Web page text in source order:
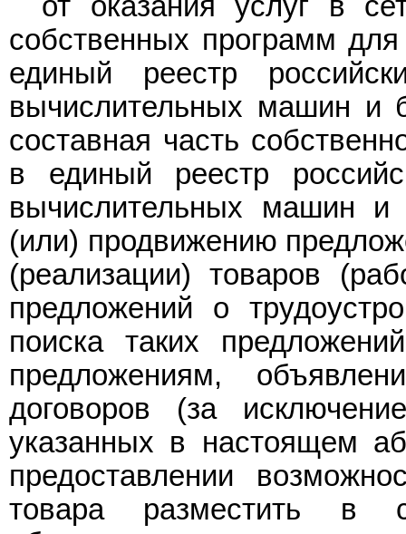
собственных программ
единый реестр
вычислительных машин и
составная часть
в единый реестр
вычислительных машин
(или) продвижению
(реализации) товаров
предложений о
поиска таких
предложениям,
договоров (за
указанных в настоящем
предоставлении
товара разместить в